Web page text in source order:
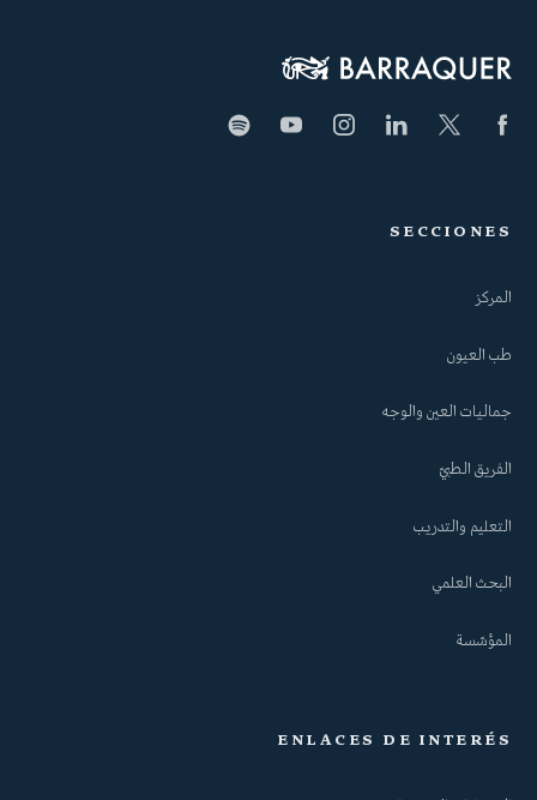
SECCIONES
المركز
طب العيون
جماليات العين والوجه
الفريق الطبيّ
التعليم والتدريب
البحث العلمي
المؤسّسة
ENLACES DE INTERÉS